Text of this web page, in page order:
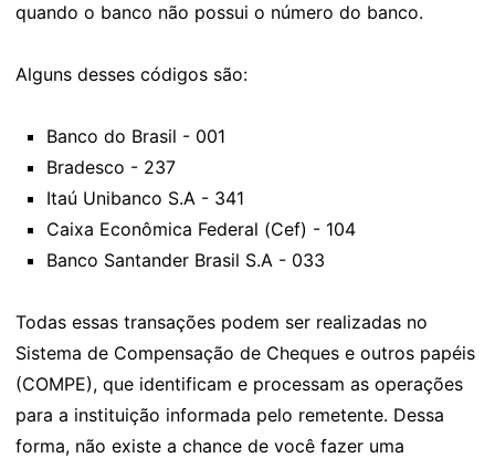
quando o banco não possui o número do banco.
Alguns desses códigos são:
Banco do Brasil - 001
Bradesco - 237
Itaú Unibanco S.A - 341
Caixa Econômica Federal (Cef) - 104
Banco Santander Brasil S.A - 033
Todas essas transações podem ser realizadas no
Sistema de Compensação de Cheques e outros papéis
(COMPE), que identificam e processam as operações
para a instituição informada pelo remetente. Dessa
forma, não existe a chance de você fazer uma